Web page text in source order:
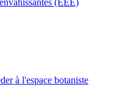
(EEE)
à l'espace botaniste